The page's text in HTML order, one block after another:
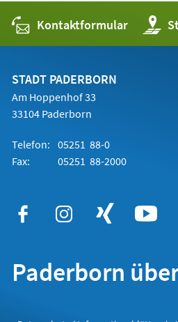
Kontaktformular
in
einem
STADT PADERBORN
Am Hoppenhof 33
33104 Paderborn
Telefon: 05251 88-0
Fax:
05251 88-2000
Paderborn